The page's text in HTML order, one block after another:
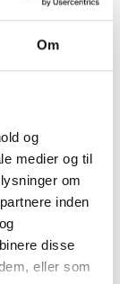
Om
og
medier og til
om
inden
disse
eller som